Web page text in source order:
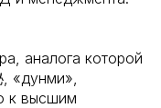
аналога которой
, «дунми»,
к высшим